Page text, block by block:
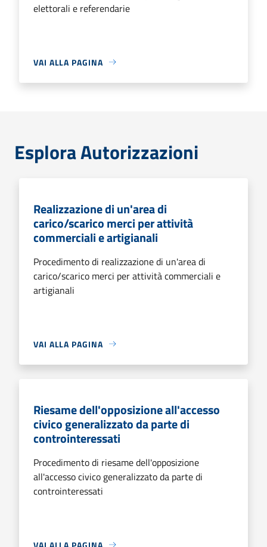
elettorali e referendarie
VAI ALLA PAGINA
Esplora Autorizzazioni
Realizzazione di un'area di
carico/scarico merci per attività
commerciali e artigianali
Procedimento di realizzazione di un'area di
carico/scarico merci per attività commerciali e
artigianali
VAI ALLA PAGINA
Riesame dell'opposizione all'accesso
civico generalizzato da parte di
controinteressati
Procedimento di riesame dell'opposizione
all'accesso civico generalizzato da parte di
controinteressati